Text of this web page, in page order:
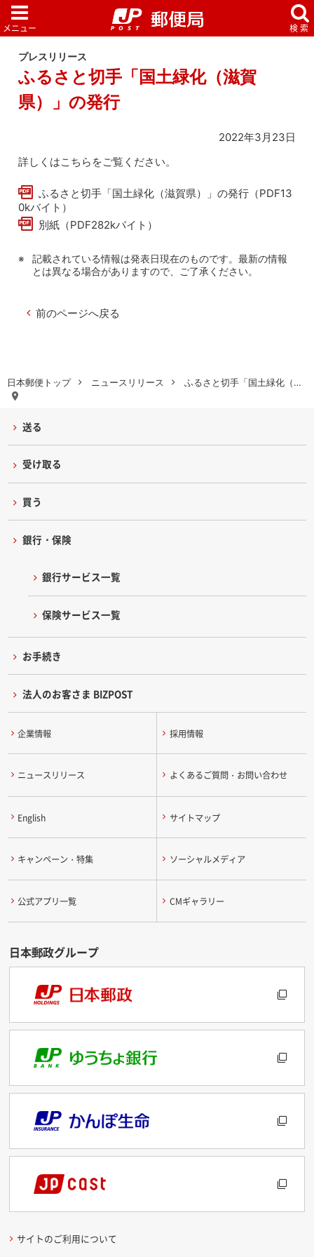
日本郵便トップ ニュースリリース ふるさと切手「国土緑化（…
プレスリリース
ふるさと切手「国土緑化（滋賀
県）」の発行
2022年3月23日
詳しくはこちらをご覧ください。
ふるさと切手「国土緑化（滋賀県）」の発行（PDF13
0kバイト）
別紙（PDF282kバイト）
記載されている情報は発表日現在のものです。最新の情報
とは異なる場合がありますので、ご了承ください。
前のページへ戻る
送る
受け取る
買う
銀行・保険
銀行サービス一覧
保険サービス一覧
お手続き
法人のお客さま BIZPOST
企業情報 採用情報
ニュースリリース よくあるご質問・お問い合わせ
English サイトマップ
キャンペーン・特集 ソーシャルメディア
公式アプリ一覧 CMギャラリー
サイトのご利用について